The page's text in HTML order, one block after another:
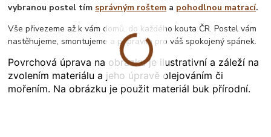
vybranou postel tím správným roštem a pohodlnou matrací.
Vše přivezeme až k vám domů, do každého kouta ČR. Postel vám
nastěhujeme, smontujeme a připravím pro váš spokojený spánek.
Povrchová úprava na obrázku je ilustrativní a záleží na
zvolením materiálu a jeho úpravě olejováním či
mořením. Na obrázku je použit materiál buk přírodní.